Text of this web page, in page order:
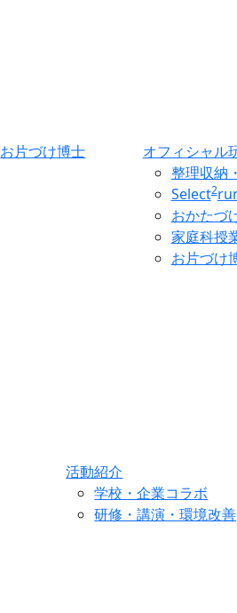
お片づけ博士
オフィシャル
整理収納
Select2
おかたづ
家庭科授
お片づけ
活動紹介
学校・企業コラボ
研修・講演・環境改善